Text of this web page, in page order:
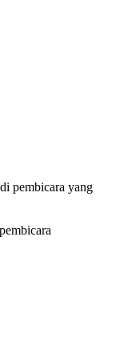
pembicara yang